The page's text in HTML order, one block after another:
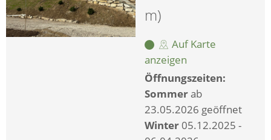
m)
Auf Karte
anzeigen
Öffnungszeiten:
Sommerab
23.05.2026 geöffnet
Winter 05.12.2025 -